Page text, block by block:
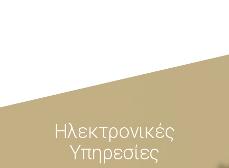
Ηλεκτρονικές
Υπηρεσίες